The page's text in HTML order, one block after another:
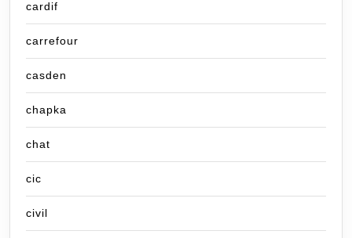
cardif
carrefour
casden
chapka
chat
cic
civil